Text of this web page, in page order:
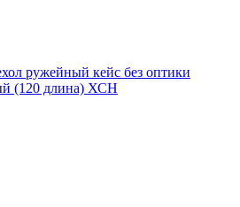
ружейный кейс без оптики
(120 длина) ХСН